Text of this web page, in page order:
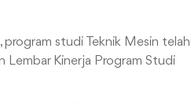
studi Teknik Mesin telah
Lembar Kinerja Program Studi